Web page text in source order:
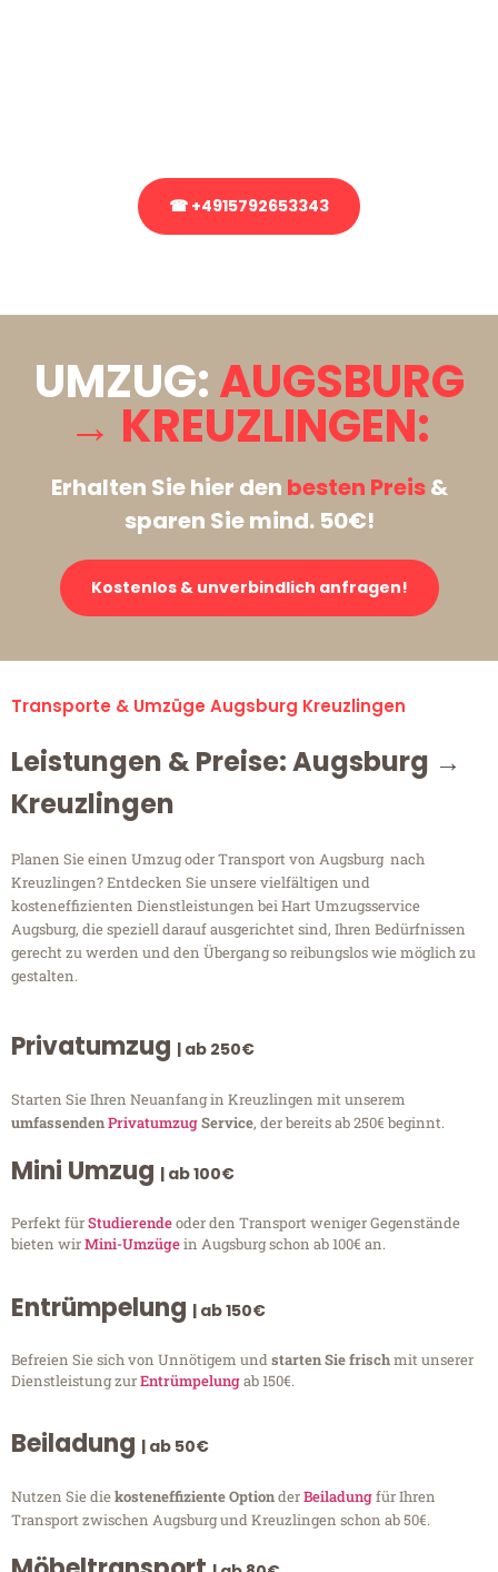
☎ +4915792653343
UMZUG:AUGSBURG
→ KREUZLINGEN:
Erhalten Sie hier den besten Preis&
sparen Sie mind. 50€!
Kostenlos & unverbindlich anfragen!
Transporte & Umzüge Augsburg Kreuzlingen
Leistungen & Preise: Augsburg →
Kreuzlingen
Planen Sie einen Umzug oder Transport von Augsburg nach
Kreuzlingen? Entdecken Sie unsere vielfältigen und
kosteneffizienten Dienstleistungen bei Hart Umzugsservice
Augsburg, die speziell darauf ausgerichtet sind, Ihren Bedürfnissen
gerecht zu werden und den Übergang so reibungslos wie möglich zu
gestalten.
Privatumzug | ab 250€
Starten Sie Ihren Neuanfang in Kreuzlingen mit unserem
umfassendenPrivatumzugService, der bereits ab 250€ beginnt.
Mini Umzug | ab 100€
Perfekt fürStudierendeoder den Transport weniger Gegenstände
bieten wirMini-Umzügein Augsburg schon ab 100€ an.
Entrümpelung | ab 150€
Befreien Sie sich von Unnötigem undstarten Sie frischmit unserer
Dienstleistung zurEntrümpelungab 150€.
Beiladung | ab 50€
Nutzen Sie diekosteneffiziente OptionderBeiladungfür Ihren
Transport zwischen Augsburg und Kreuzlingen schon ab 50€.